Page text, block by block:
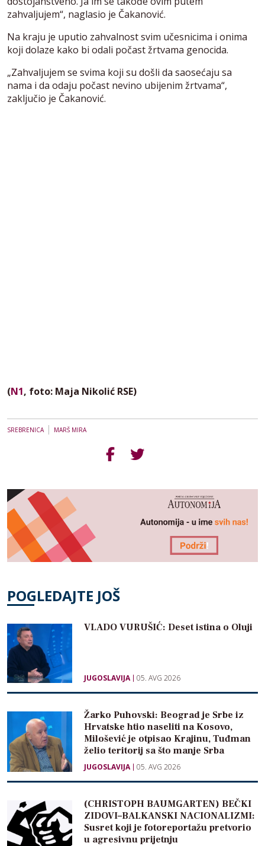
zahvaljujem“, naglasio je Čakanović.
Na kraju je uputio zahvalnost svim učesnicima i onima
koji dolaze kako bi odali počast žrtvama genocida.
„Zahvaljujem se svima koji su došli da saosećaju sa
nama i da odaju počast nevino ubijenim žrtvama“,
zaključio je Čakanović.
(N1, foto: Maja Nikolić RSE)
SREBRENICA| MARŠ MIRA
POGLEDAJTE JOŠ
VLADO VURUŠIĆ: Deset istina o Oluji
JUGOSLAVIJA 05. AVG 2026
Žarko Puhovski: Beograd je Srbe iz
Hrvatske htio naseliti na Kosovo,
Milošević je otpisao Krajinu, Tuđman
želio teritorij sa što manje Srba
JUGOSLAVIJA 05. AVG 2026
(CHRISTOPH BAUMGARTEN) BEČKI
ZIDOVI–BALKANSKI NACIONALIZMI:
Susret koji je fotoreportažu pretvorio
u agresivnu prijetnju